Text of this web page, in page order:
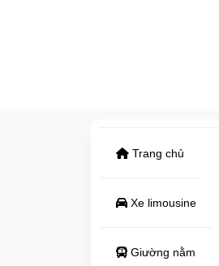
Trang chủ
Xe limousine
Giường nằm